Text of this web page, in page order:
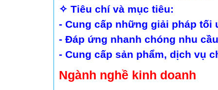
✧ Tiêu chí và mục tiêu:
- Cung cấp những giải pháp
- Đáp ứng nhanh chóng nhu
- Cung cấp sản phẩm, dịch vụ
Ngành nghề kinh doanh